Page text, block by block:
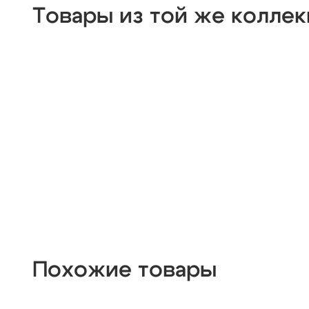
деревянные
из цветного стекла
Товары из той же
Похожие товары